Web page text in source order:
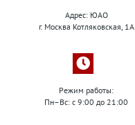
Адрес: ЮАО
г. Москва Котляковская, 1А
Режим работы:
Пн–Вс: с 9:00 до 21:00